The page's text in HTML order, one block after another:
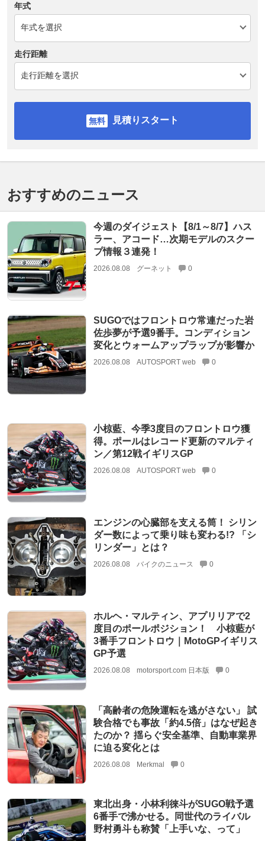
年式
走行距離
見積りスタート
おすすめのニュース
今週のダイジェスト【8/1～8/7】ハス
ラー、アコード…次期モデルのスクー
プ情報３連発！
2026.08.08 グーネット 0
SUGOではフロントロウ常連だった岩
佐歩夢が予選9番手。コンディション
変化とウォームアップラップが影響か
2026.08.08 AUTOSPORT web 0
小椋藍、今季3度目のフロントロウ獲
得。ポールはレコード更新のマルティ
ン／第12戦イギリスGP
2026.08.08 AUTOSPORT web 0
エンジンの心臓部を支える筒！ シリン
ダー数によって乗り味も変わる!? 「シ
リンダー」とは？
2026.08.08 バイクのニュース 0
ホルヘ・マルティン、アプリリアで2
度目のポールポジション！ 小椋藍が
3番手フロントロウ｜MotoGPイギリス
GP予選
2026.08.08 motorsport.com 日本版 0
「高齢者の危険運転を逃がさない」 試
験合格でも事故「約4.5倍」はなぜ起き
たのか？ 揺らぐ安全基準、自動車業界
に迫る変化とは
2026.08.08 Merkmal 0
東北出身・小林利徠斗がSUGO戦予選
6番手で沸かせる。同世代のライバル
野村勇斗も称賛「上手いな、って」